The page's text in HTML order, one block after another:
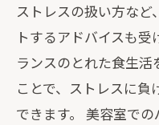
ストレスの扱い方な
トするアドバイスも
ランスのとれた食生
ことで、ストレスに
できます。 美容室で